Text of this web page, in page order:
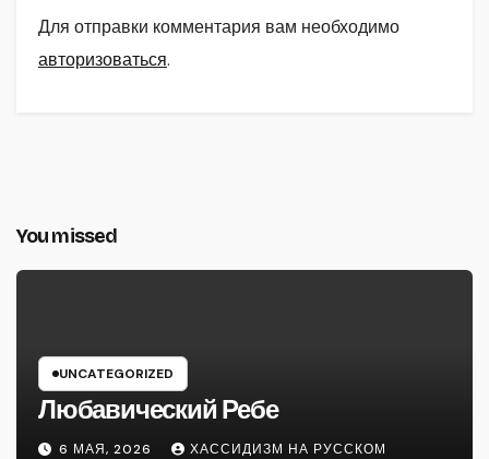
Для отправки комментария вам необходимо
авторизоваться.
You missed
UNCATEGORIZED
Любавический Ребе
6 МАЯ, 2026 ХАССИДИЗМ НА РУССКОМ